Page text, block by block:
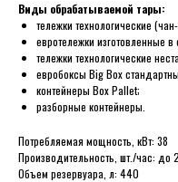
Виды обрабатываемой тары:
тележки технологические
евротележки изготовленные в
тележки технологические
евробоксы Big Box
контейнеры Box Pallet;
разборные контейнеры.
Потребляемая мощность, кВт: 38
Производительность, шт./час: до
Объем резервуара, л: 440